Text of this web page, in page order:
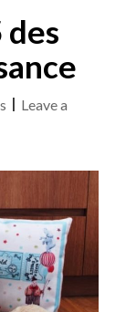
des
Leave a